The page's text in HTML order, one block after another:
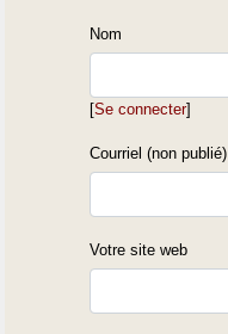
Nom
[Se connecter]
Courriel (non publié)
Votre site web